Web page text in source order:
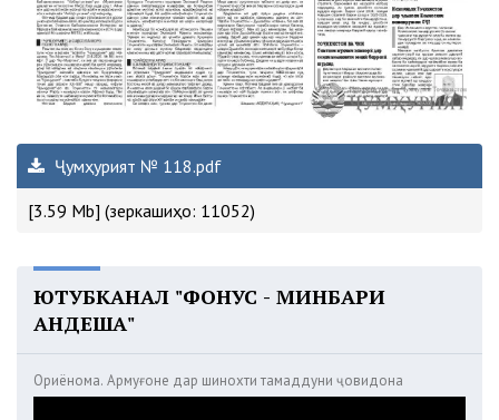
Ҷумҳурият № 118.pdf
[3.59 Mb] (зеркашиҳо: 11052)
ЮТУБКАНАЛ "ФОНУС - МИНБАРИ
АНДЕША"
Ориёнома. Армуғоне дар шинохти тамаддуни ҷовидона